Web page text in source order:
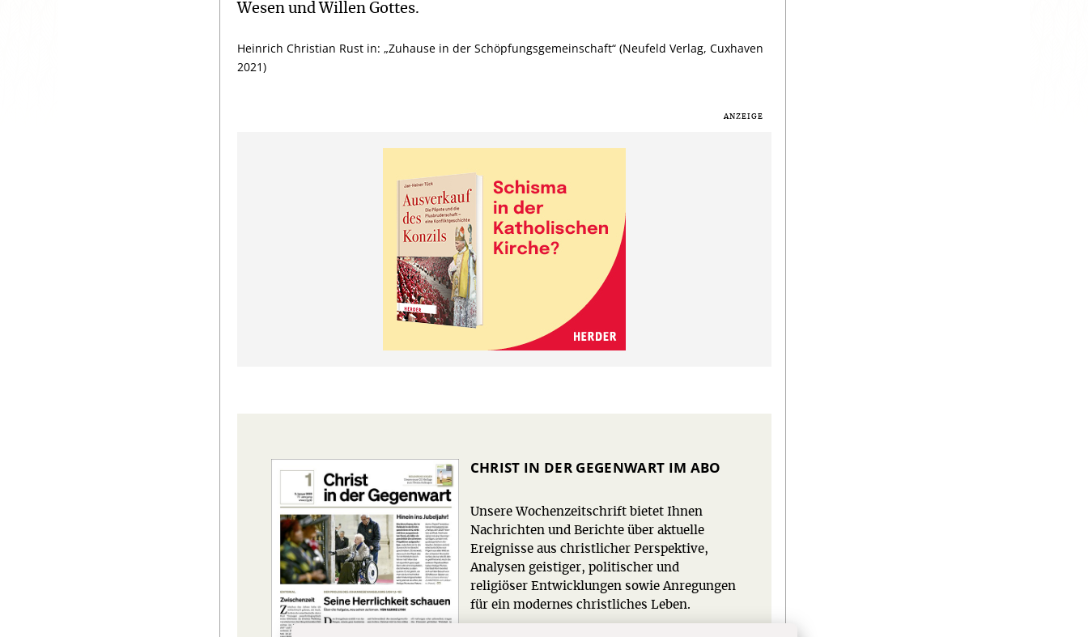
Wesen und Willen Gottes.
Heinrich Christian Rust in: „Zuhause in der Schöpfungsgemeinschaft“ (Neufeld Verlag, Cuxhaven
2021)
CHRIST IN DER GEGENWART IM ABO
Unsere Wochenzeitschrift bietet Ihnen
Nachrichten und Berichte über aktuelle
Ereignisse aus christlicher Perspektive,
Analysen geistiger, politischer und
religiöser Entwicklungen sowie Anregungen
für ein modernes christliches Leben.